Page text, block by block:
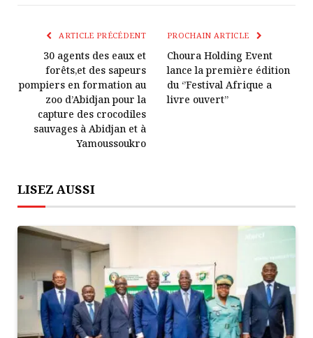
Lien
ARTICLE PRÉCÉDENT
30 agents des eaux et
forêts,et des sapeurs
pompiers en formation au
zoo d’Abidjan pour la
capture des crocodiles
sauvages à Abidjan et à
Yamoussoukro
PROCHAIN ARTICLE
Choura Holding Event
lance la première édition
du ‘’Festival Afrique a
livre ouvert’’
LISEZ AUSSI